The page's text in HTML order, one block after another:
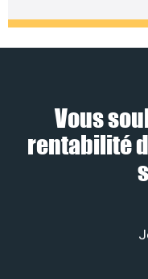
Vous
rentabilité